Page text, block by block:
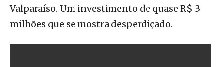
Valparaíso. Um investimento de quase R$ 3
milhões que se mostra desperdiçado.